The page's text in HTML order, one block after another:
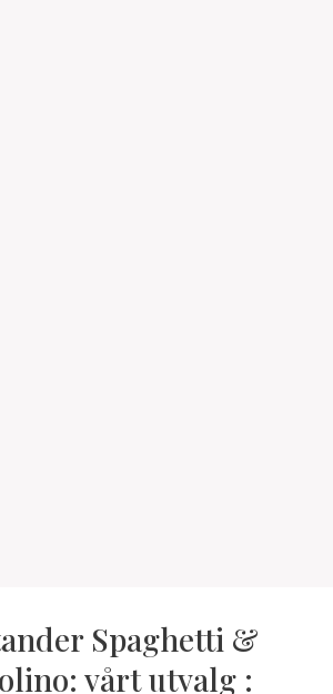
Spaghetti &
vårt utvalg :